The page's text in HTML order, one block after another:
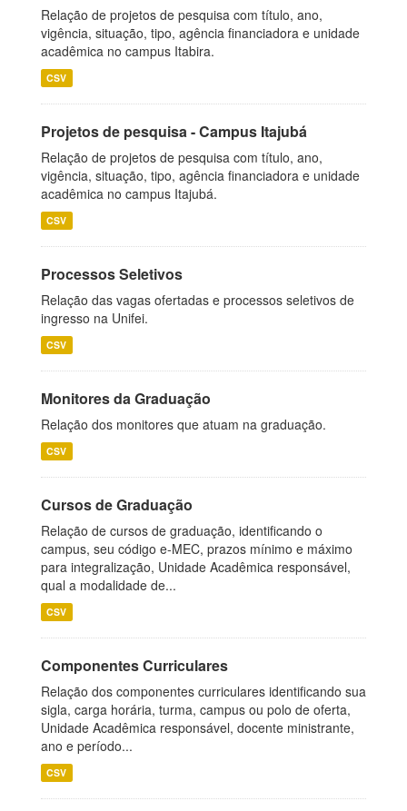
Relação de projetos de pesquisa com título, ano,
vigência, situação, tipo, agência financiadora e unidade
acadêmica no campus Itabira.
CSV
Projetos de pesquisa - Campus Itajubá
Relação de projetos de pesquisa com título, ano,
vigência, situação, tipo, agência financiadora e unidade
acadêmica no campus Itajubá.
CSV
Processos Seletivos
Relação das vagas ofertadas e processos seletivos de
ingresso na Unifei.
CSV
Monitores da Graduação
Relação dos monitores que atuam na graduação.
CSV
Cursos de Graduação
Relação de cursos de graduação, identificando o
campus, seu código e-MEC, prazos mínimo e máximo
para integralização, Unidade Acadêmica responsável,
qual a modalidade de...
CSV
Componentes Curriculares
Relação dos componentes curriculares identificando sua
sigla, carga horária, turma, campus ou polo de oferta,
Unidade Acadêmica responsável, docente ministrante,
ano e período...
CSV